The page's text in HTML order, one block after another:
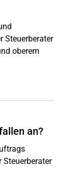
Steuerberater
oberem
an?
Steuerberater